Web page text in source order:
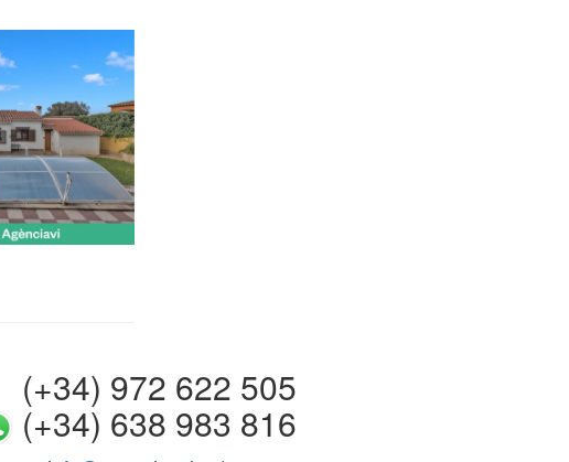
(+34) 972 622 505
(+34) 638 983 816